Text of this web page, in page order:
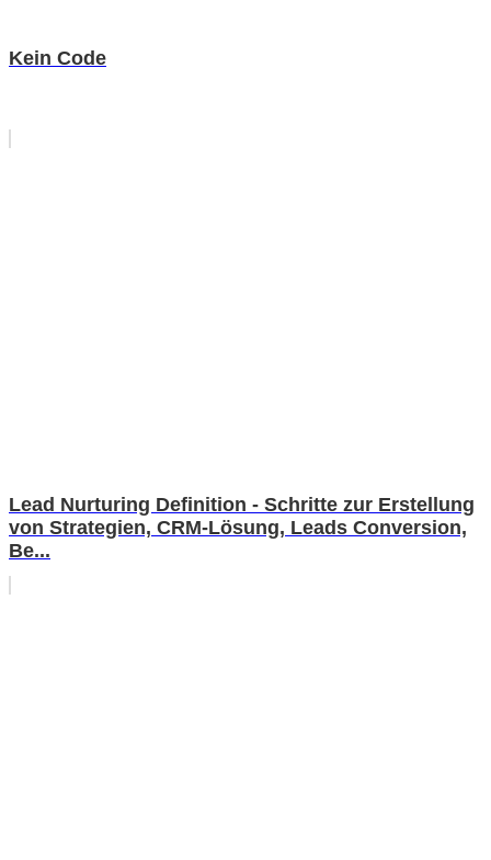
Kein Code
Lead Nurturing Definition - Schritte zur Erstellung
von Strategien, CRM-Lösung, Leads Conversion,
Be...